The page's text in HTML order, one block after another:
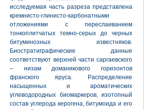
исследуемая часть разреза представлена
кремнисто-глинисто-карбонатными
отложениями с переслаиванием
тонкоплитчатых темно-серых до черных
битуминозных известняков.
Биостратиграфические данные
соответствуют верхней части саргаевского
– низам доманикового горизонтов
франского яруса. Распределение
насыщенных и ароматических
углеводородных биомаркеров, изотопный
состав углерода керогена, битумоида и его